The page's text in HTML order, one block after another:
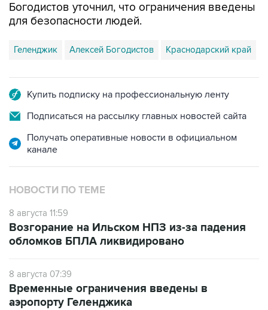
Богодистов уточнил, что ограничения введены
для безопасности людей.
Геленджик Алексей Богодистов Краснодарский край
Купить подписку на профессиональную ленту
Подписаться на рассылку главных новостей сайта
Получать оперативные новости в официальном
канале
НОВОСТИ ПО ТЕМЕ
8 августа 11:59
Возгорание на Ильском НПЗ из-за падения
обломков БПЛА ликвидировано
8 августа 07:39
Временные ограничения введены в
аэропорту Геленджика